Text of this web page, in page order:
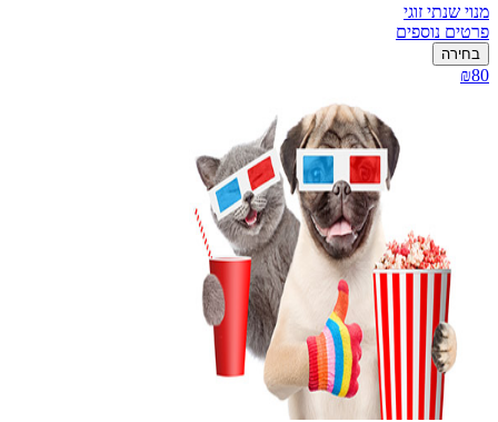
מנוי שנתי זוגי
פרטים נוספים
בחירה
₪80